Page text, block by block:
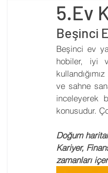
Doğum Haritası
Astroloji Eğitimi
Transitler
Geleneksel Astroloji
5.Ev
Beşinci
Beşinci ev
hobiler, iyi
ve sahne
inceleyerek
konusudur.
Doğum
Kariyer,
zamanları